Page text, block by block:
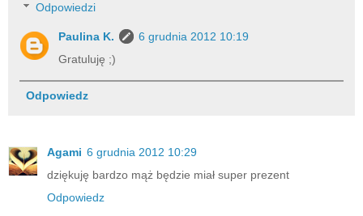
Odpowiedzi
Paulina K.
6 grudnia 2012 10:19
Gratuluję ;)
Odpowiedz
Agami 6 grudnia 2012 10:29
dziękuję bardzo mąż będzie miał super prezent
Odpowiedz